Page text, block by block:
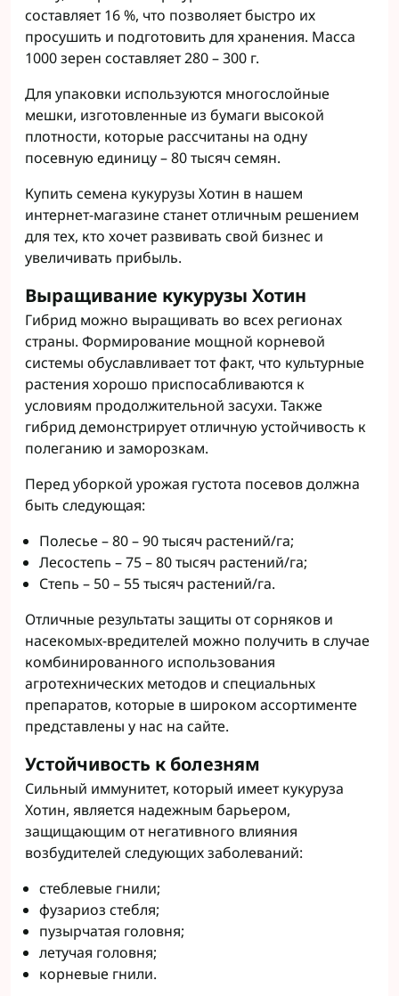
составляет 16 %, что позволяет быстро их
просушить и подготовить для хранения. Масса
1000 зерен составляет 280 – 300 г.
Для упаковки используются многослойные
мешки, изготовленные из бумаги высокой
плотности, которые рассчитаны на одну
посевную единицу – 80 тысяч семян.
Купить семена кукурузы Хотин в нашем
интернет-магазине станет отличным решением
для тех, кто хочет развивать свой бизнес и
увеличивать прибыль.
Выращивание кукурузы Хотин
Гибрид можно выращивать во всех регионах
страны. Формирование мощной корневой
системы обуславливает тот факт, что культурные
растения хорошо приспосабливаются к
условиям продолжительной засухи. Также
гибрид демонстрирует отличную устойчивость к
полеганию и заморозкам.
Перед уборкой урожая густота посевов должна
быть следующая:
Полесье – 80 – 90 тысяч растений/га;
Лесостепь – 75 – 80 тысяч растений/га;
Степь – 50 – 55 тысяч растений/га.
Отличные результаты защиты от сорняков и
насекомых-вредителей можно получить в случае
комбинированного использования
агротехнических методов и специальных
препаратов, которые в широком ассортименте
представлены у нас на сайте.
Устойчивость к болезням
Сильный иммунитет, который имеет кукуруза
Хотин, является надежным барьером,
защищающим от негативного влияния
возбудителей следующих заболеваний:
стеблевые гнили;
фузариоз стебля;
пузырчатая головня;
летучая головня;
корневые гнили.